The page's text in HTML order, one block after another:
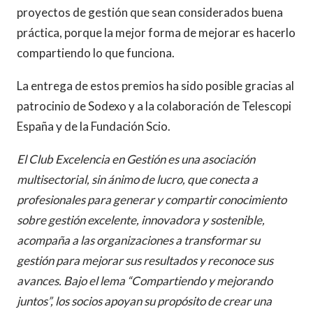
proyectos de gestión que sean considerados buena
práctica, porque la mejor forma de mejorar es hacerlo
compartiendo lo que funciona.
La entrega de estos premios ha sido posible gracias al
patrocinio de Sodexo y a la colaboración de Telescopi
España y de la Fundación Scio.
El Club Excelencia en Gestión es una asociación
multisectorial, sin ánimo de lucro, que conecta a
profesionales para generar y compartir conocimiento
sobre gestión excelente, innovadora y sostenible,
acompaña a las organizaciones a transformar su
gestión para mejorar sus resultados y reconoce sus
avances. Bajo el lema “Compartiendo y mejorando
juntos”, los socios apoyan su propósito de crear una